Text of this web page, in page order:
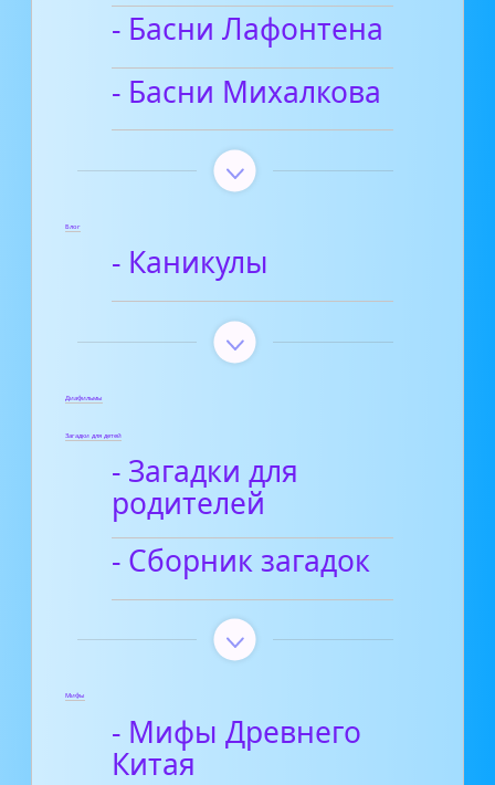
- Басни Лафонтена
- Басни Михалкова
Блог
- Каникулы
Диафильмы
Загадки для детей
- Загадки для
родителей
- Сборник загадок
Мифы
- Мифы Древнего
Китая